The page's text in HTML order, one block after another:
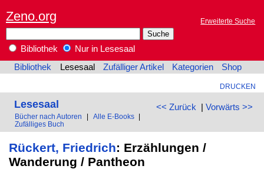
Zeno.org Erweiterte Suche
Bibliothek
Nur in Lesesaal
Bibliothek
Lesesaal Zufälliger Artikel Kategorien Shop
DRUCKEN
<< Zurück | Vorwärts >>
Lesesaal
Bücher nach Autoren Alle E-Books
Zufälliges Buch
Rückert, Friedrich: Erzählungen /
Wanderung / Pantheon